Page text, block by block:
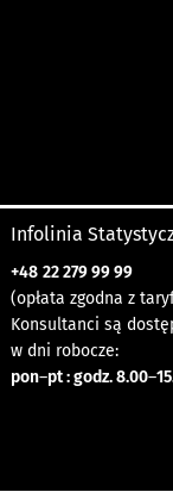
Infolinia
+48 22 279 99 99
(opłata zgodna z
Konsultanci są
w dni robocze:
pon–pt : godz. 8.00–